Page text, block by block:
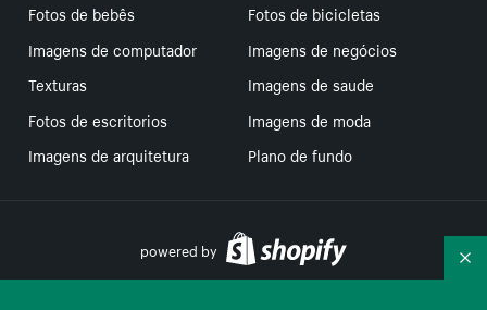
Fotos de bebês
Fotos de bicicletas
Imagens de computador
Imagens de negócios
Texturas
Imagens de saude
Fotos de escritorios
Imagens de moda
Imagens de arquitetura
Plano de fundo
powered by